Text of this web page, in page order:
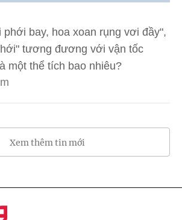
bay, hoa xoan rụng vơi đầy",
tương đương với vận tốc
một thể tích bao nhiêu?
Xem thêm tin mới